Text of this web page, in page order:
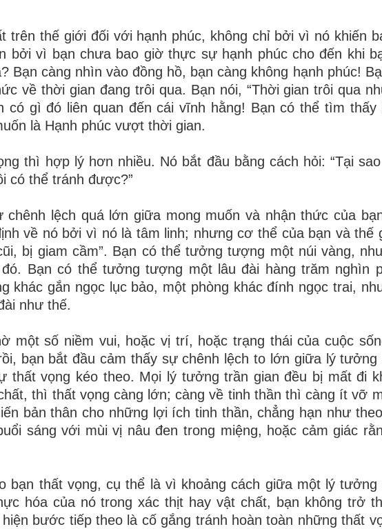
trên thế giới đối với hạnh phúc, không chỉ bởi vì nó khiến
bởi vì bạn chưa bao giờ thực sự hạnh phúc cho đến khi
Bạn càng nhìn vào đồng hồ, bạn càng không hạnh phúc!
về thời gian đang trôi qua. Bạn nói, “Thời gian trôi qua
có gì đó liên quan đến cái vĩnh hằng! Bạn có thể tìm thấy
là Hạnh phúc vượt thời gian.
thì hợp lý hơn nhiều. Nó bắt đầu bằng cách hỏi: “Tại
có thể tránh được?”
lệch quá lớn giữa mong muốn và nhận thức của
về nó bởi vì nó là tâm linh; nhưng cơ thể của bạn và thế
bị giam cầm”. Bạn có thể tưởng tượng một núi vàng,
Bạn có thể tưởng tượng một lâu đài hàng trăm nghìn
khác gắn ngọc lục bảo, một phòng khác đính ngọc trai,
như thế.
một số niềm vui, hoặc vị trí, hoặc trạng thái của cuộc
bạn bắt đầu cảm thấy sự chênh lệch to lớn giữa lý
vọng kéo theo. Mọi lý tưởng trần gian đều bị mất đi
thì thất vọng càng lớn; càng về tinh thần thì càng ít vỡ
bản thân cho những lợi ích tinh thần, chẳng hạn như
sáng với mùi vị nâu đen trong miệng, hoặc cảm giác
bạn thất vọng, cụ thể là vì khoảng cách giữa một lý
hóa của nó trong xác thịt hay vật chất, bạn không trở
bước tiếp theo là cố gắng tránh hoàn toàn những thất